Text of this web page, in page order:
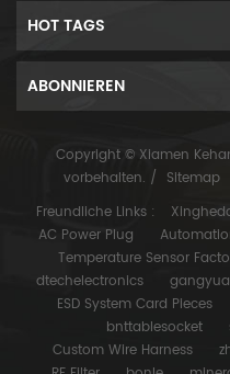
HOT TAGS
ABONNIEREN
Copyright © Xiamen
vorbehalten. / Sitemap
Freundliche Links :
AC Power Plug
Temperature Sensor
dtechelectronics
ESD System Card Pieces
bnttablesocket
Custom Wire Harness